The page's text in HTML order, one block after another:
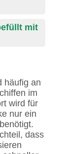
mit
häufig an
im
wird für
nur ein
dass